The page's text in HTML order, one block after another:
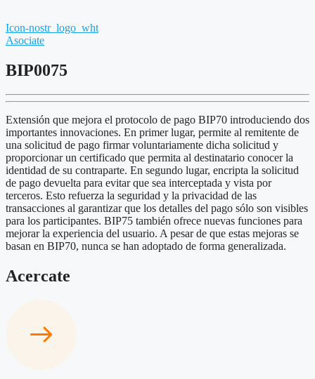
Icon-nostr_logo_wht
Asociate
BIP0075
Extensión que mejora el protocolo de pago BIP70 introduciendo dos
importantes innovaciones. En primer lugar, permite al remitente de
una solicitud de pago firmar voluntariamente dicha solicitud y
proporcionar un certificado que permita al destinatario conocer la
identidad de su contraparte. En segundo lugar, encripta la solicitud
de pago devuelta para evitar que sea interceptada y vista por
terceros. Esto refuerza la seguridad y la privacidad de las
transacciones al garantizar que los detalles del pago sólo son visibles
para los participantes. BIP75 también ofrece nuevas funciones para
mejorar la experiencia del usuario. A pesar de que estas mejoras se
basan en BIP70, nunca se han adoptado de forma generalizada.
Acercate